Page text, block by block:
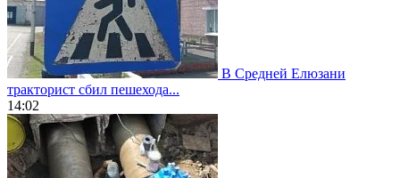
В Средней Елюзани
тракторист сбил пешехода...
14:02